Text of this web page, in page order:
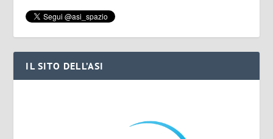
IL SITO DELL’ASI